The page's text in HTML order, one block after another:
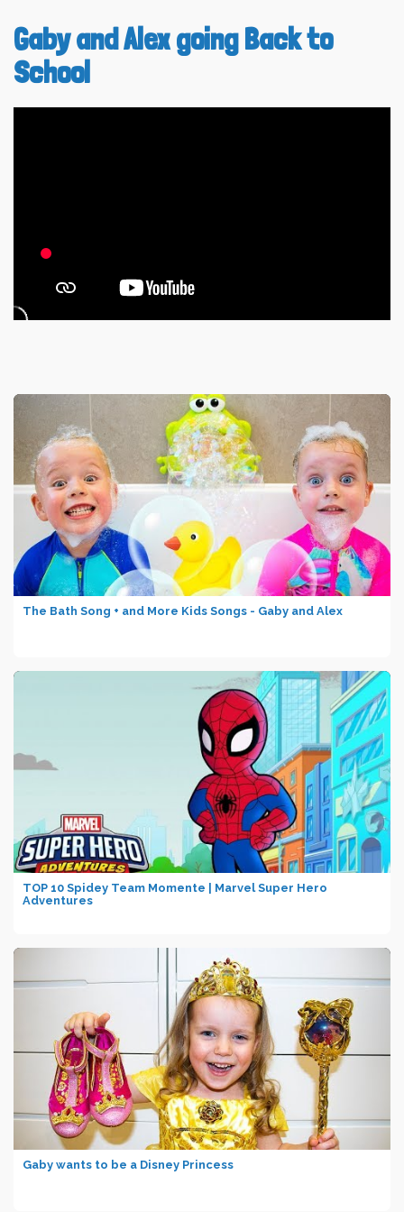
Gaby and Alex going Back to
School
The Bath Song + and More Kids Songs - Gaby and Alex
TOP 10 Spidey Team Momente | Marvel Super Hero
Adventures
Gaby wants to be a Disney Princess